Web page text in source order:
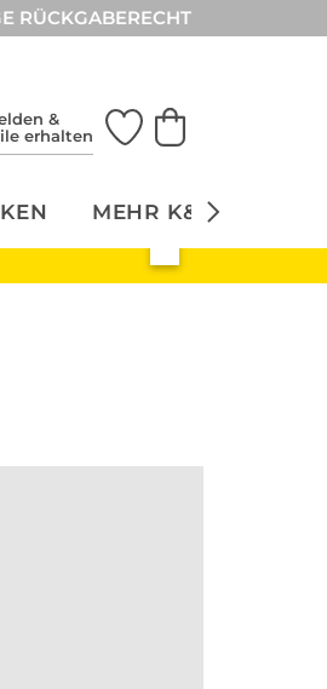
RÜCKGABERECHT
&
erhalten
MEHR K&Ö
Knit Club